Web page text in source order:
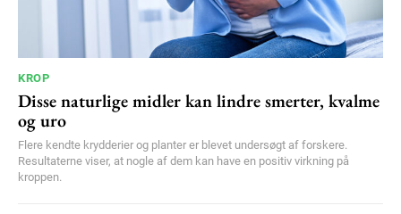
KROP
Disse naturlige midler kan lindre smerter, kvalme
og uro
Flere kendte krydderier og planter er blevet undersøgt af forskere.
Resultaterne viser, at nogle af dem kan have en positiv virkning på
kroppen.